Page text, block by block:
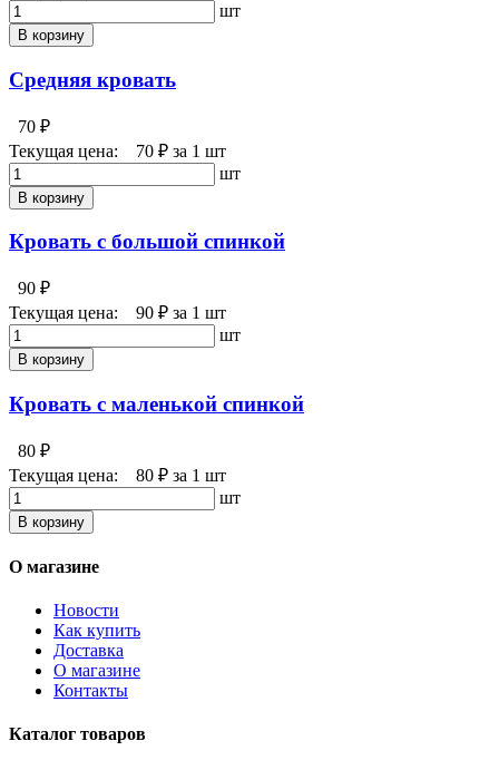
шт
В корзину
Средняя кровать
70 ₽
Текущая цена:
70 ₽ за 1 шт
шт
В корзину
Кровать с большой спинкой
90 ₽
Текущая цена:
90 ₽ за 1 шт
шт
В корзину
Кровать с маленькой спинкой
80 ₽
Текущая цена:
80 ₽ за 1 шт
шт
В корзину
О магазине
Новости
Как купить
Доставка
О магазине
Контакты
Каталог товаров